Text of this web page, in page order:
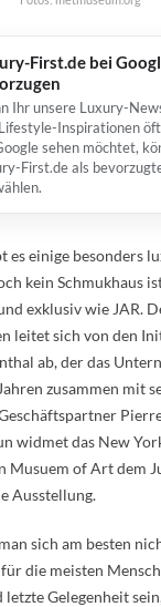
First.de bei
Ihr unsere Luxury-
Inspirationen
sehen möchtet,
First.de als
es einige besonders
kein Schmukhaus
exklusiv wie JAR.
leitet sich von den
ab, der das
zusammen mit
widmet das New
Musuem of Art dem
Ausstellung.
sich am besten
für die meisten
letzte Gelegenheit